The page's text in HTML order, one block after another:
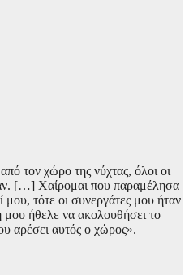
τον χώρο της νύχτας, όλοι οι
[…] Χαίρομαι που παραμέλησα
μου, τότε οι συνεργάτες μου ήταν
ήθελε να ακολουθήσει το
αρέσει αυτός ο χώρος».